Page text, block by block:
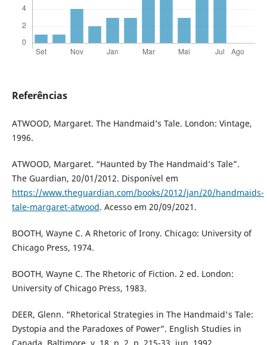
Referências
ATWOOD, Margaret. The Handmaid’s Tale. London: Vintage,
1996.
ATWOOD, Margaret. “Haunted by The Handmaid’s Tale”.
The Guardian, 20/01/2012. Disponível em
https://www.theguardian.com/books/2012/jan/20/handmaids-
tale-margaret-atwood. Acesso em 20/09/2021.
BOOTH, Wayne C. A Rhetoric of Irony. Chicago: University of
Chicago Press, 1974.
BOOTH, Wayne C. The Rhetoric of Fiction. 2 ed. London:
University of Chicago Press, 1983.
DEER, Glenn. “Rhetorical Strategies in The Handmaid's Tale:
Dystopia and the Paradoxes of Power”. English Studies in